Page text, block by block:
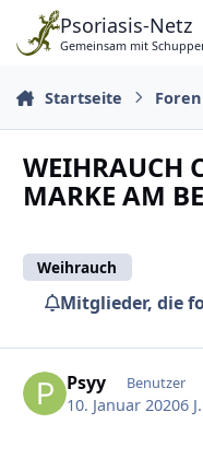
Zu Inhalt springen
Psoriasis-Netz
Gemeinsam mit
Startseite Foren
WEIHRAUCH
MARKE AM
Weihrauch
Mitglieder, die
Psyy Benutzer
10. Januar 20206 J.